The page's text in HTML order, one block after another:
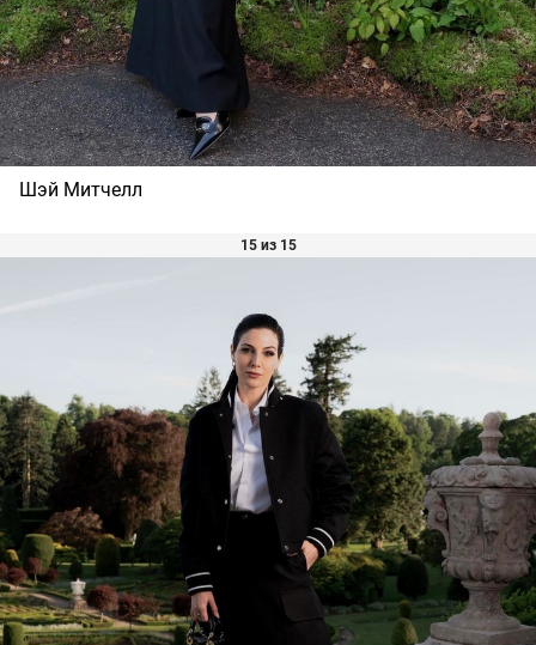
Шэй Митчелл
15 из 15